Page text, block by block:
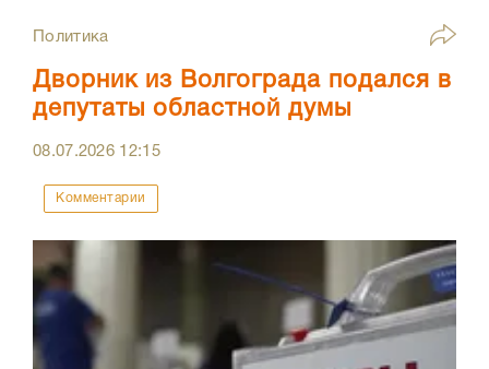
Политика
Дворник из Волгограда подался в
депутаты областной думы
08.07.2026 12:15
Комментарии